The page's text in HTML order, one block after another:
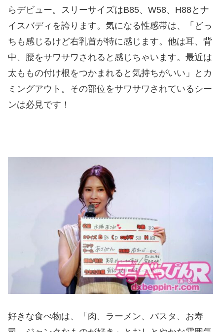
らデビュー。スリーサイズはB85、W58、H88とナ
イスバディを誇ります。気になる性感帯は、「どっ
ちも感じるけど右乳首が特に感じます。他は耳、背
中、腰をサワサワされると感じちゃいます。最近は
太ももの付け根をつかまれると気持ちがいい」とカ
ミングアウト。その部位をサワサワされているシー
ンは必見です！
好きな食べ物は、「肉、ラーメン、パスタ、お寿